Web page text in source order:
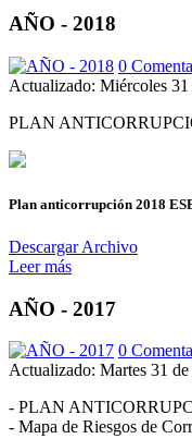
AÑO - 2018
0
Actualizado: Miércoles
PLAN
Plan anticorrupción 2018
Descargar Archivo
Leer más
AÑO - 2017
0
Actualizado: Martes 31
- PLAN
- Mapa de Riesgos de